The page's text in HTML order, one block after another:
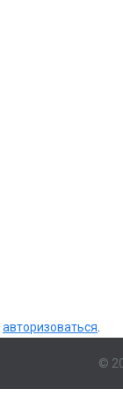
авторизоваться.
©